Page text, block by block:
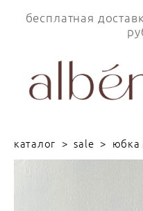
бесплатная
каталог > sale > юбка